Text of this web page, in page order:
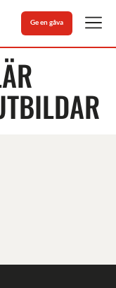
Ge en gåva